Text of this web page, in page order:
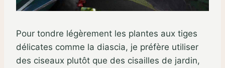
Pour tondre légèrement les plantes aux tiges
délicates comme la diascia, je préfère utiliser
des ciseaux plutôt que des cisailles de jardin,